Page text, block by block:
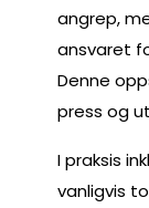
angrep,
ansvaret
Denne
press og
I praksis
vanligvis